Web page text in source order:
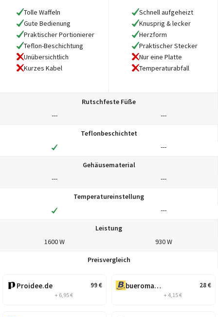
Tolle Waffeln
Gute Bedienung
Praktischer Portionierer
Teflon-Beschichtung
Unübersichtlich
Kurzes Kabel
Schnell aufgeheizt
Knusprig & lecker
Herzform
Praktischer Stecker
Nur eine Platte
Temperaturabfall
Rutschfeste Füße
---
---
Teflonbeschichtet
---
Gehäusematerial
---
---
Temperatureinstellung
---
Leistung
1600 W
930 W
Preisvergleich
99€
Proidee.de
+ 6,95 €
28€
bueromarkt-ag.de
+ 4,15 €